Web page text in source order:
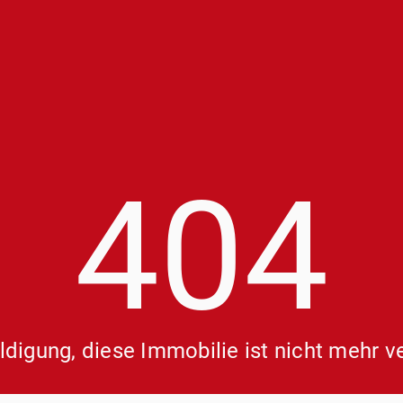
404
diese Immobilie ist nicht mehr